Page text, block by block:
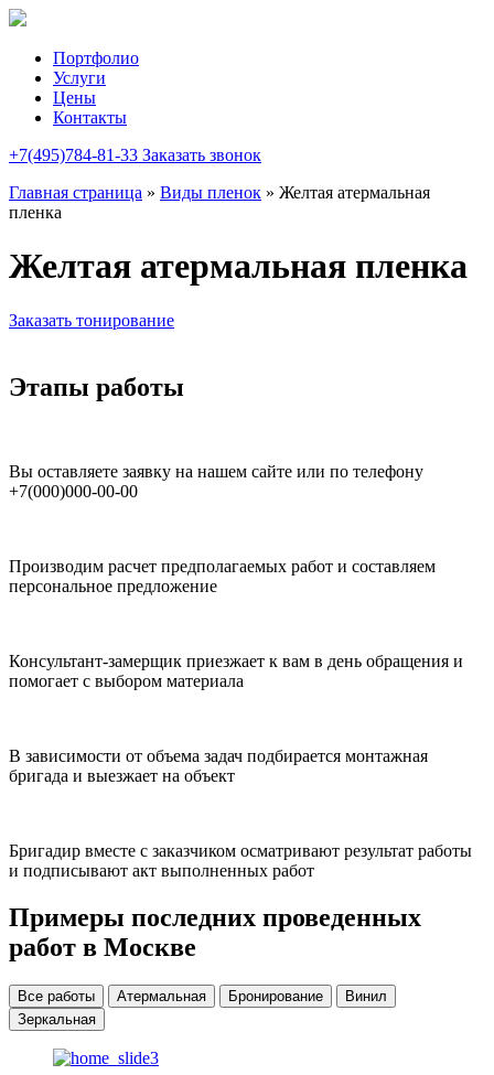
Портфолио
Услуги
Цены
Контакты
+7(495)784-81-33 Заказать звонок
Главная страница » Виды пленок » Желтая атермальная
пленка
Желтая атермальная пленка
Заказать тонирование
Этапы работы
Вы оставляете заявку на нашем сайте или по телефону
+7(000)000-00-00
Производим расчет предполагаемых работ и составляем
персональное предложение
Консультант-замерщик приезжает к вам в день обращения и
помогает с выбором материала
В зависимости от объема задач подбирается монтажная
бригада и выезжает на объект
Бригадир вместе с заказчиком осматривают результат работы
и подписывают акт выполненных работ
Примеры последних проведенных
работ в Москве
Все работы Атермальная Бронирование
Винил
Зеркальная